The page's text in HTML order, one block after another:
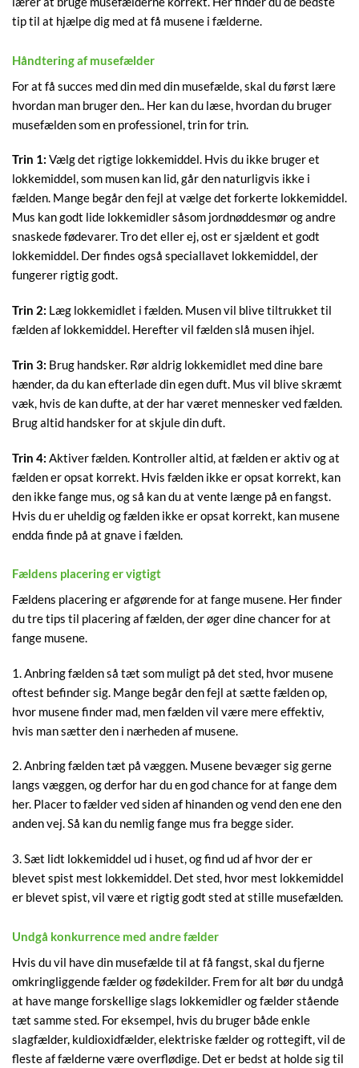
tip til at hjælpe dig med at få musene i fælderne.
Håndtering af musefælder
For at få succes med din med din musefælde, skal du først lære
hvordan man bruger den.. Her kan du læse, hvordan du bruger
musefælden som en professionel, trin for trin.
Trin 1: Vælg det rigtige lokkemiddel. Hvis du ikke bruger et
lokkemiddel, som musen kan lid, går den naturligvis ikke i
fælden. Mange begår den fejl at vælge det forkerte lokkemiddel.
Mus kan godt lide lokkemidler såsom jordnøddesmør og andre
snaskede fødevarer. Tro det eller ej, ost er sjældent et godt
lokkemiddel. Der findes også speciallavet lokkemiddel, der
fungerer rigtig godt.
Trin 2: Læg lokkemidlet i fælden. Musen vil blive tiltrukket til
fælden af lokkemiddel. Herefter vil fælden slå musen ihjel.
Trin 3: Brug handsker. Rør aldrig lokkemidlet med dine bare
hænder, da du kan efterlade din egen duft. Mus vil blive skræmt
væk, hvis de kan dufte, at der har været mennesker ved fælden.
Brug altid handsker for at skjule din duft.
Trin 4: Aktiver fælden. Kontroller altid, at fælden er aktiv og at
fælden er opsat korrekt. Hvis fælden ikke er opsat korrekt, kan
den ikke fange mus, og så kan du at vente længe på en fangst.
Hvis du er uheldig og fælden ikke er opsat korrekt, kan musene
endda finde på at gnave i fælden.
Fældens placering er vigtigt
Fældens placering er afgørende for at fange musene. Her finder
du tre tips til placering af fælden, der øger dine chancer for at
fange musene.
1. Anbring fælden så tæt som muligt på det sted, hvor musene
oftest befinder sig. Mange begår den fejl at sætte fælden op,
hvor musene finder mad, men fælden vil være mere effektiv,
hvis man sætter den i nærheden af musene.
2. Anbring fælden tæt på væggen. Musene bevæger sig gerne
langs væggen, og derfor har du en god chance for at fange dem
her. Placer to fælder ved siden af hinanden og vend den ene den
anden vej. Så kan du nemlig fange mus fra begge sider.
3. Sæt lidt lokkemiddel ud i huset, og find ud af hvor der er
blevet spist mest lokkemiddel. Det sted, hvor mest lokkemiddel
er blevet spist, vil være et rigtig godt sted at stille musefælden.
Undgå konkurrence med andre fælder
Hvis du vil have din musefælde til at få fangst, skal du fjerne
omkringliggende fælder og fødekilder. Frem for alt bør du undgå
at have mange forskellige slags lokkemidler og fælder stående
tæt samme sted. For eksempel, hvis du bruger både enkle
slagfælder, kuldioxidfælder, elektriske fælder og rottegift, vil de
fleste af fælderne være overflødige. Det er bedst at holde sig til